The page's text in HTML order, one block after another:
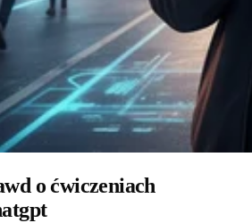
o ćwiczeniach